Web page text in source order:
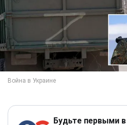
Будьте первыми в